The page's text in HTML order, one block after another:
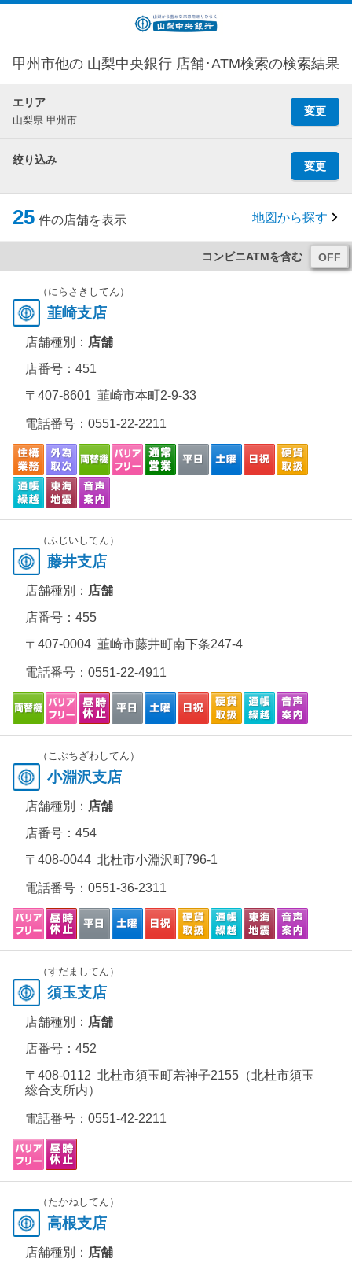
甲州市他の 山梨中央銀行 店舗･ATM検索の検索結果
エリア
山梨県 甲州市
変更
絞り込み 変更
25 件の店舗を表示 地図から探す
コンビニATMを含む
（にらさきしてん）
韮崎支店
店舗種別： 店舗
店番号：451
〒407-8601 韮崎市本町2-9-33
電話番号： 0551-22-2211
（ふじいしてん）
藤井支店
店舗種別： 店舗
店番号：455
〒407-0004 韮崎市藤井町南下条247-4
電話番号： 0551-22-4911
（こぶちざわしてん）
小淵沢支店
店舗種別： 店舗
店番号：454
〒408-0044 北杜市小淵沢町796-1
電話番号： 0551-36-2311
（すだましてん）
須玉支店
店舗種別： 店舗
店番号：452
〒408-0112 北杜市須玉町若神子2155（北杜市須玉
総合支所内）
電話番号： 0551-42-2211
（たかねしてん）
高根支店
店舗種別： 店舗